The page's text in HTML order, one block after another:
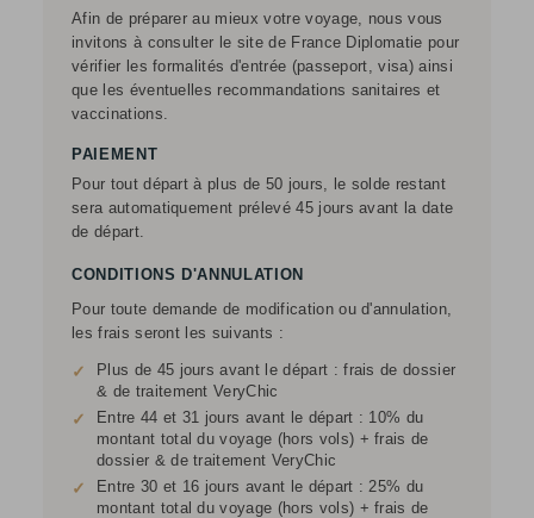
Afin de préparer au mieux votre voyage, nous vous
invitons à consulter le site de France Diplomatie pour
vérifier les formalités d'entrée (passeport, visa) ainsi
que les éventuelles recommandations sanitaires et
vaccinations.
PAIEMENT
Pour tout départ à plus de 50 jours, le solde restant
sera automatiquement prélevé 45 jours avant la date
de départ.
CONDITIONS D'ANNULATION
Pour toute demande de modification ou d'annulation,
les frais seront les suivants :
✓
Plus de 45 jours avant le départ : frais de dossier
& de traitement VeryChic
✓
Entre 44 et 31 jours avant le départ : 10% du
montant total du voyage (hors vols) + frais de
dossier & de traitement VeryChic
✓
Entre 30 et 16 jours avant le départ : 25% du
montant total du voyage (hors vols) + frais de